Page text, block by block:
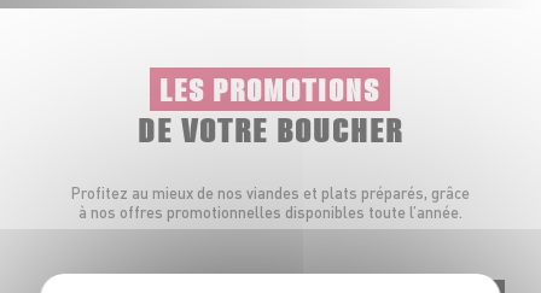
LES PROMOTIONS
DE VOTRE BOUCHER
Profitez au mieux de nos viandes et plats préparés, grâce
à nos offres promotionnelles disponibles toute l’année.